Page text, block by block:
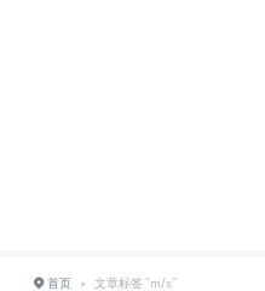
首页 › 文章标签 "m/s"